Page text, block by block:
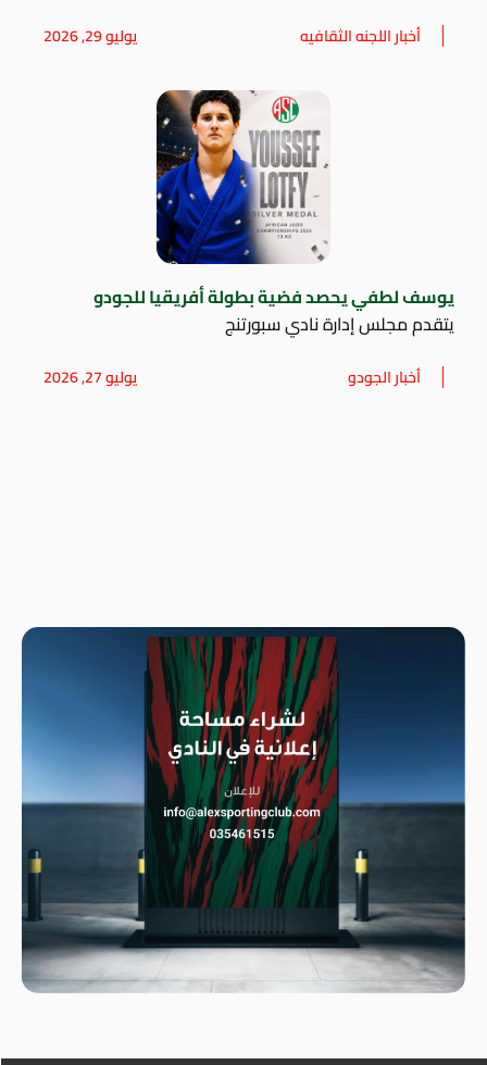
أخبار اللجنه الثقافيه يوليو 29, 2026
يوسف لطفي يحصد فضية بطولة أفريقيا للجودو
يتقدم مجلس إدارة نادي سبورتنج
أخبار الجودو يوليو 27, 2026